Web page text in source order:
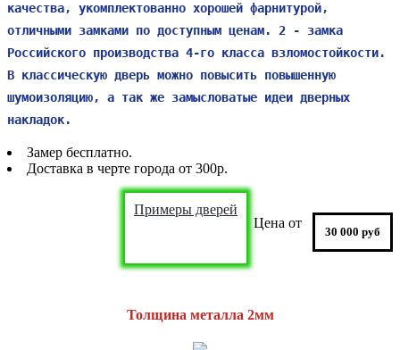
качества, укомплектованно хорошей фарнитурой,
отличными замками по доступным ценам. 2 - замка
Российского производства 4-го класса взломостойкости.
В классическую дверь можно повысить повышенную
шумоизоляцию, а так же замысловатые идеи дверных
накладок.
Замер бесплатно.
Доставка в черте города от 300р.
Примеры дверей
Цена от
30 000 руб
Толщина металла 2мм